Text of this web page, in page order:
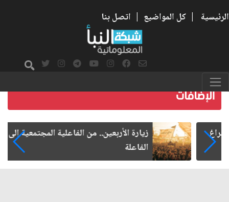
الرئيسية | كل المواضيع | اتصل بنا
زيارة الأربعين.. من الفاعلية المجتمعية إلى المواطنة
الفاعلة